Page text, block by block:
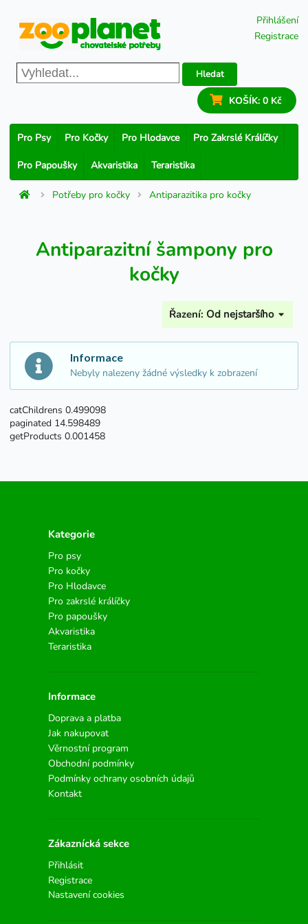
Přihlášení
Registrace
Hledat
KOŠÍK: 0 Kč
Pro Psy Pro Kočky Pro Hlodavce Pro Zakrslé Králíčky
Pro Papoušky Akvaristika Teraristika
Potřeby pro kočky Antiparazitika pro kočky
Antiparazitní šampony pro
kočky
Řazení: Od nejstaršího
Informace
Nebyly nalezeny žádné výsledky k zobrazení
catChildrens 0.499098
paginated 14.598489
getProducts 0.001458
Kategorie
Pro psy
Pro kočky
Pro Hlodavce
Pro zakrslé králíčky
Pro papoušky
Akvaristika
Teraristika
Informace
Doprava a platba
Jak nakupovat
Věrnostní program
Obchodní podmínky
Podmínky ochrany osobních údajů
Kontakt
Zákaznícká sekce
Přihlásit
Registrace
Nastavení cookies